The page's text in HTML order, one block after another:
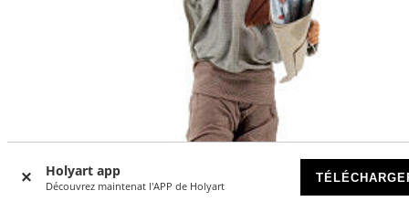
Holyart app
Découvrez maintenat l'APP de Holyart